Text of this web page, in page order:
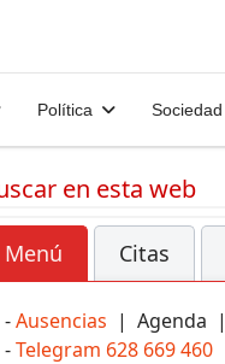
Política Sociedad
en esta web
Menú Citas
-Ausencias | Agenda |
-Telegram 628 669 460